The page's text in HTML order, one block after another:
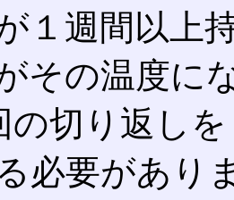
１週間以上
その温度に
の切り返し
必要があり